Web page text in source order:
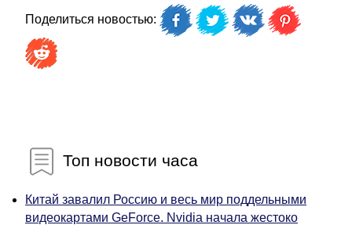
Поделиться новостью:
Топ новости часа
Китай завалил Россию и весь мир поддельными
видеокартами GeForce. Nvidia начала жестоко